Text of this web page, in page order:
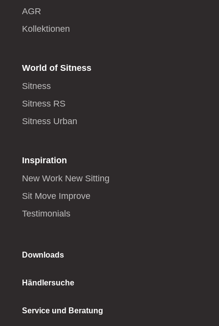
AGR
Kollektionen
World of Sitness
Sitness
Sitness RS
Sitness Urban
Inspiration
New Work New Sitting
Sit Move Improve
Testimonials
Downloads
Händlersuche
Service und Beratung